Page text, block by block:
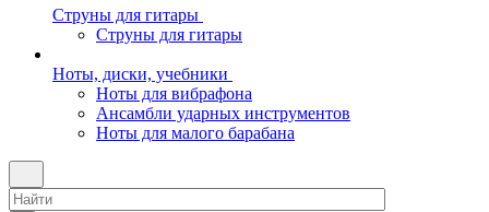
Струны для гитары
Струны для гитары
Ноты, диски, учебники
Ноты для вибрафона
Ансамбли ударных инструментов
Ноты для малого барабана